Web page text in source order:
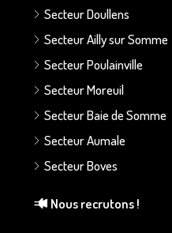
Secteur Doullens
Secteur Ailly sur Somme
Secteur Poulainville
Secteur Moreuil
Secteur Baie de Somme
Secteur Aumale
Secteur Boves
Nous recrutons !